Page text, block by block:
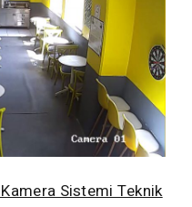
Sistemi Teknik